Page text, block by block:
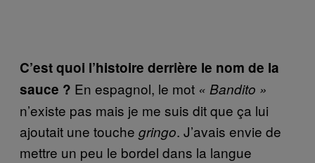
C’est quoi l’histoire derrière le nom de la
sauce ? En espagnol, le mot « Bandito »
n’existe pas mais je me suis dit que ça lui
ajoutait une touche gringo. J’avais envie de
mettre un peu le bordel dans la langue